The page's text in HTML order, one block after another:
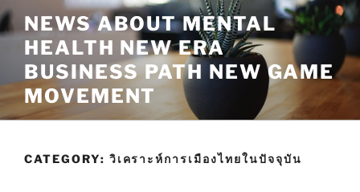
Skip
to
content
NEWS ABOUT MENTAL
HEALTH NEW ERA
BUSINESS PATH NEW GAME
MOVEMENT
CATEGORY: วิเคราะห์การเมืองไทยในปัจจุบัน